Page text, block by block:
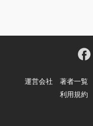
運営会社 著者一覧
利用規約